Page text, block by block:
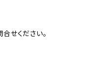
せください。